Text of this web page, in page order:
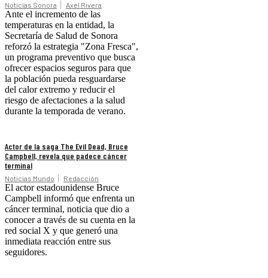
Noticias Sonora Axel Rivera
Ante el incremento de las
temperaturas en la entidad, la
Secretaría de Salud de Sonora
reforzó la estrategia "Zona Fresca",
un programa preventivo que busca
ofrecer espacios seguros para que
la población pueda resguardarse
del calor extremo y reducir el
riesgo de afectaciones a la salud
durante la temporada de verano.
Actor de la saga The Evil Dead, Bruce
Campbell, revela que padece cáncer
terminal
Noticias Mundo Redacción
El actor estadounidense Bruce
Campbell informó que enfrenta un
cáncer terminal, noticia que dio a
conocer a través de su cuenta en la
red social X y que generó una
inmediata reacción entre sus
seguidores.